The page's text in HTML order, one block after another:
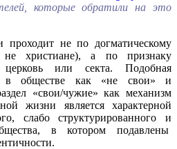
которые обратили на это
не по догматическому
не христиане), а по признаку
церковь или секта. Подобная
в обществе как «не свои» и
«свои/чужие» как механизм
жизни является характерной
слабо структурированного и
в котором подавлены